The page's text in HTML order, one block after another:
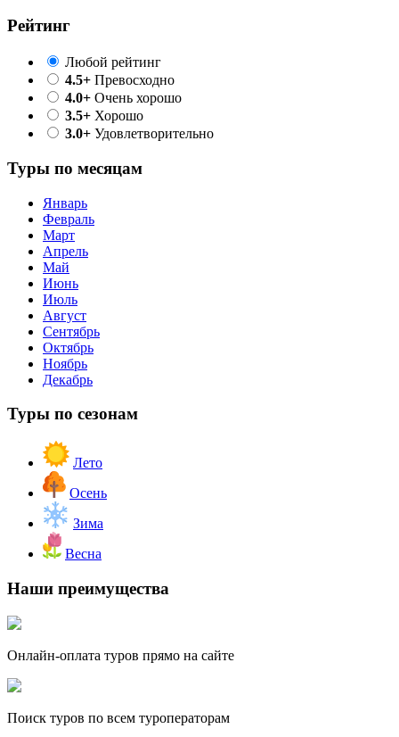
Рейтинг
Любой рейтинг
4.5+ Превосходно
4.0+ Очень хорошо
3.5+ Хорошо
3.0+ Удовлетворительно
Туры по месяцам
Январь
Февраль
Март
Апрель
Май
Июнь
Июль
Август
Сентябрь
Октябрь
Ноябрь
Декабрь
Туры по сезонам
Лето
Осень
Зима
Весна
Наши преимущества
Онлайн-оплата туров прямо на сайте
Поиск туров по всем туроператорам